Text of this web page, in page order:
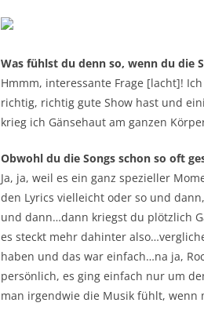
Was fühlst du denn so, wenn du die
Hmmm, interessante Frage [lacht]!
richtig, richtig gute Show hast und
krieg ich Gänsehaut am ganzen
Obwohl du die Songs schon so oft
Ja, ja, weil es ein ganz spezieller
den Lyrics vielleicht oder so und
und dann…dann kriegst du plötzlich
es steckt mehr dahinter
haben und das war einfach…na ja,
persönlich, es ging einfach nur um
man irgendwie die Musik fühlt, wenn